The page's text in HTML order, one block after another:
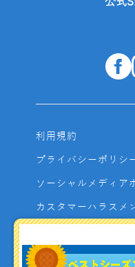
利用規約
プライバシーポリシ
ソーシャルメディア
カスタマーハラスメ
よくあるご質問